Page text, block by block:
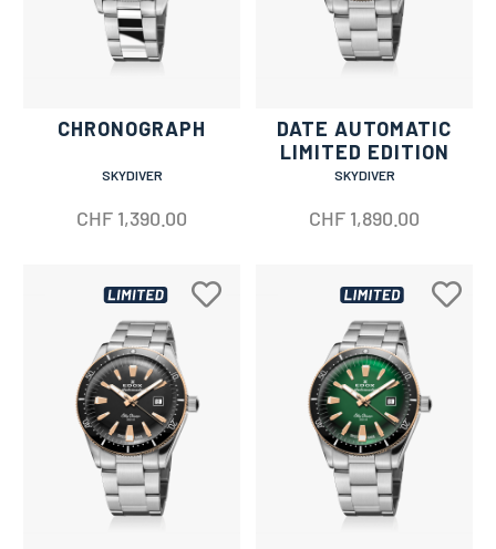
CHRONOGRAPH
SKYDIVER
CHF 1,390.00
DATE AUTOMATIC
LIMITED EDITION
SKYDIVER
CHF 1,890.00